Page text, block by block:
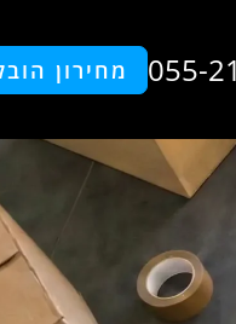
055- מחירון